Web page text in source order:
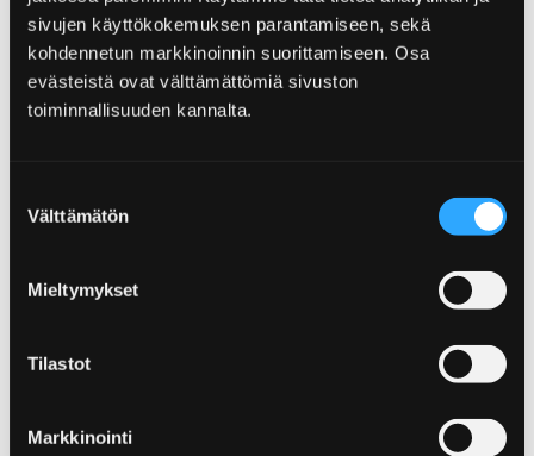
sivujen käyttökokemuksen parantamiseen, sekä
kohdennetun markkinoinnin suorittamiseen. Osa
evästeistä ovat välttämättömiä sivuston
toiminnallisuuden kannalta.
valinta
Välttämätön
Mieltymykset
Tilastot
Markkinointi
mahtava apu kesän akuuttiin majoitustilanteeseen!
Tuleva kesä edetään leiriytymisalueen osalta
pilottimaisena kokeiluna ja jatkossa alueen käyttö
menee pidempiaikaiseen kilpailutukseen, tapahtuma-
Mökki Oy ja leiriytymisaluetta on suunniteltu
yhteistyössä Porin kaupungin sekä eri toimijoiden ja
varausjärjestelmä tulee avautumaan osoitteeseen
myöhemmin.